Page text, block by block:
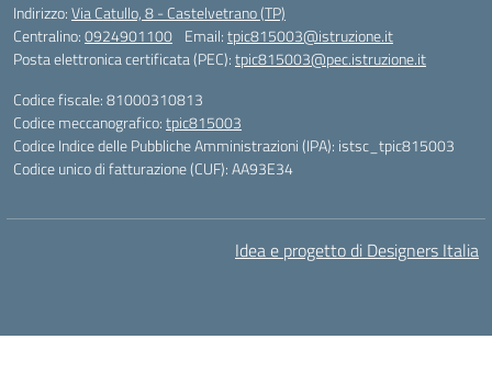
Indirizzo:Via Catullo, 8 - Castelvetrano (TP)
Centralino:0924901100 Email:tpic815003@istruzione.it
Posta elettronica certificata (PEC):tpic815003@pec.istruzione.it
Codice fiscale: 81000310813
Codice meccanografico:tpic815003
Codice Indice delle Pubbliche Amministrazioni (IPA): istsc_tpic815003
Codice unico di fatturazione (CUF): AA93E34
Idea e progetto di Designers Italia